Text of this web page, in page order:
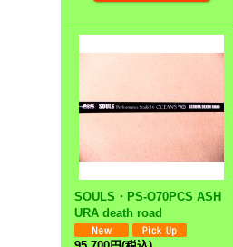
SOULS・PS-O70PCS ASH
URA death road